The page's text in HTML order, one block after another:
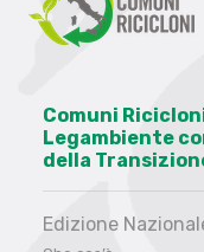
Comuni
Legambiente
della
Edizione